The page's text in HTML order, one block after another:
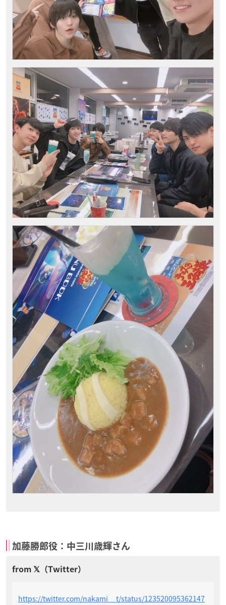
加藤勝郎役：中三川歳輝さん
https://twitter.com/nakami__t/status/123520095362147